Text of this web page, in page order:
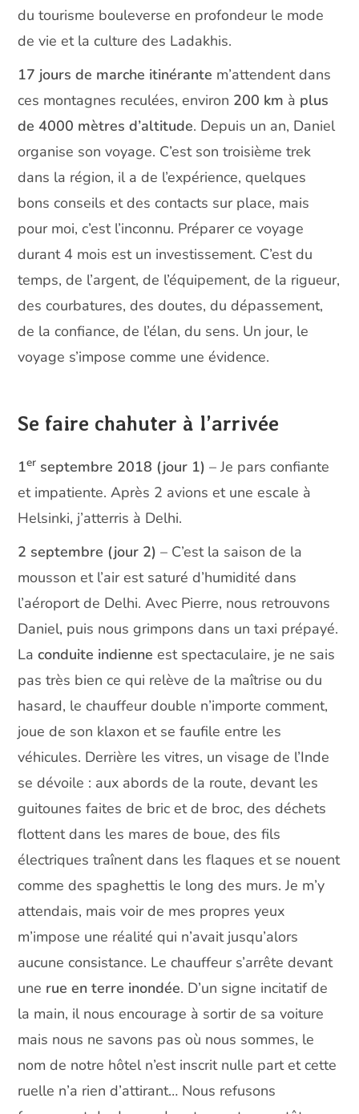
du tourisme bouleverse en profondeur le mode
de vie et la culture des Ladakhis.
17 jours de marche itinérante m’attendent dans
ces montagnes reculées, environ 200 km à plus
de 4000 mètres d’altitude. Depuis un an, Daniel
organise son voyage. C’est son troisième trek
dans la région, il a de l’expérience, quelques
bons conseils et des contacts sur place, mais
pour moi, c’est l’inconnu. Préparer ce voyage
durant 4 mois est un investissement. C’est du
temps, de l’argent, de l’équipement, de la rigueur,
des courbatures, des doutes, du dépassement,
de la confiance, de l’élan, du sens. Un jour, le
voyage s’impose comme une évidence.
Se faire chahuter à l’arrivée
1er septembre 2018 (jour 1) – Je pars confiante
et impatiente. Après 2 avions et une escale à
Helsinki, j’atterris à Delhi.
2 septembre (jour 2) – C’est la saison de la
mousson et l’air est saturé d’humidité dans
l’aéroport de Delhi. Avec Pierre, nous retrouvons
Daniel, puis nous grimpons dans un taxi prépayé.
Laconduite indienneest spectaculaire, je ne sais
pas très bien ce qui relève de la maîtrise ou du
hasard, le chauffeur double n’importe comment,
joue de son klaxon et se faufile entre les
véhicules. Derrière les vitres, un visage de l’Inde
se dévoile : aux abords de la route, devant les
guitounes faites de bric et de broc, des déchets
flottent dans les mares de boue, des fils
électriques traînent dans les flaques et se nouent
comme des spaghettis le long des murs. Je m’y
attendais, mais voir de mes propres yeux
m’impose une réalité qui n’avait jusqu’alors
aucune consistance. Le chauffeur s’arrête devant
une rue en terre inondée. D’un signe incitatif de
la main, il nous encourage à sortir de sa voiture
mais nous ne savons pas où nous sommes, le
nom de notre hôtel n’est inscrit nulle part et cette
ruelle n’a rien d’attirant… Nous refusons